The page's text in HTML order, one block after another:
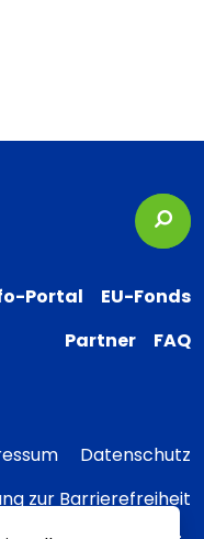
Portal
EU-Fonds
Partner
FAQ
Datenschutz
zur Barrierefreiheit